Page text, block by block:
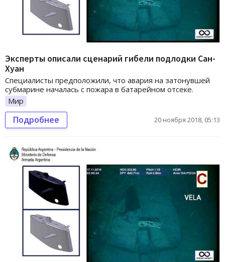
Эксперты описали сценарий гибели подлодки Сан-
Хуан
Специалисты предположили, что авария на затонувшей
субмарине началась с пожара в батарейном отсеке.
Мир
Подробнее 20 ноября 2018, 05:13